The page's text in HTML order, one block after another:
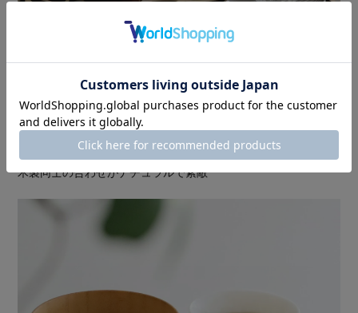
木製同士の合わせがナチュラルで素敵